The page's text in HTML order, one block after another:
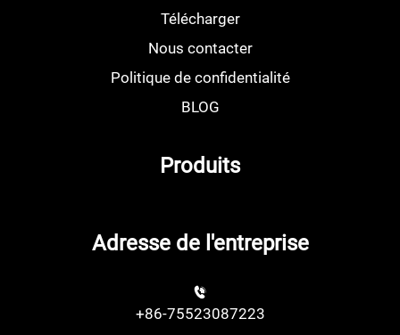
Télécharger
Nous contacter
Politique de confidentialité
BLOG
Produits
Adresse de l'entreprise
+86-75523087223